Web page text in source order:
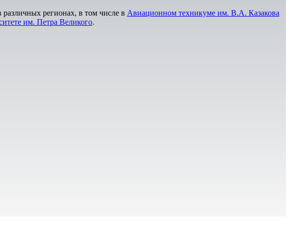
регионах, в том числе в Авиационном техникуме им. В.А. Казакова
им. Петра Великого.